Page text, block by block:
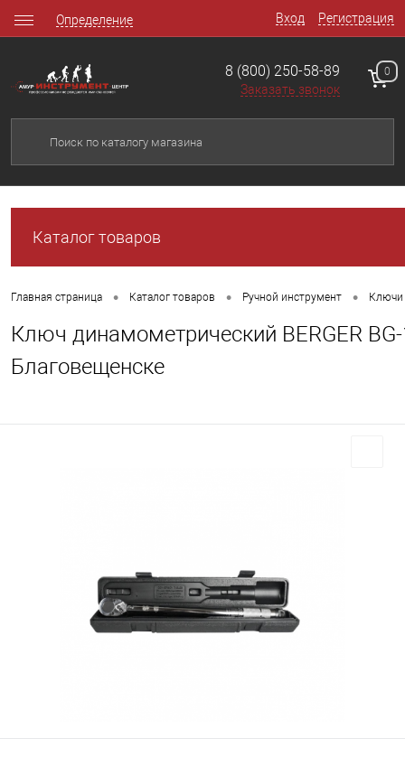
Вход Регистрация
Определение
8 (800) 250-58-89
Заказать звонок
0
Каталог товаров
Главная страница • Каталог товаров • Ручной инструмент • Ключи
Ключ динамометрический BERGER
Благовещенске